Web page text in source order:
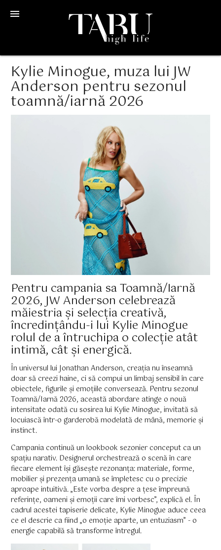
menu
Kylie Minogue, muza lui JW
Anderson pentru sezonul
toamnă/iarnă 2026
Pentru campania sa Toamnă/Iarnă
2026, JW Anderson celebrează
măiestria și selecția creativă,
încredințându-i lui Kylie Minogue
rolul de a întruchipa o colecție atât
intimă, cât și energică.
În universul lui Jonathan Anderson, creația nu înseamnă
doar să creezi haine, ci să compui un limbaj sensibil în care
obiectele, figurile și emoțiile conversează. Pentru sezonul
Toamnă/Iarnă 2026, această abordare atinge o nouă
intensitate odată cu sosirea lui Kylie Minogue, invitată să
locuiască într-o garderobă modelată de mână, memorie și
instinct.
Campania continuă un lookbook sezonier conceput ca un
spațiu narativ. Designerul orchestrează o scenă în care
fiecare element își găsește rezonanța: materiale, forme,
mobilier și prezența umană se împletesc cu o precizie
aproape intuitivă. „Este vorba despre a țese împreună
referințe, oameni și emoții care îmi vorbesc”, explică el. În
cadrul acestei tapiserie delicate, Kylie Minogue aduce ceea
ce el descrie ca fiind „o emoție aparte, un entuziasm” - o
energie capabilă să transforme întregul.